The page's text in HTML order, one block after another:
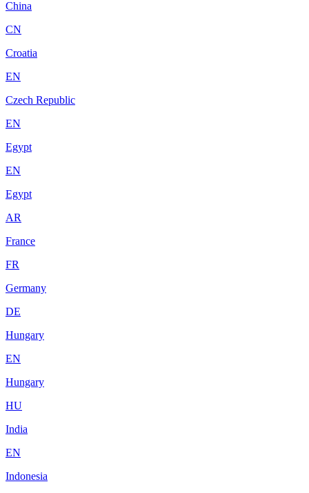
China
CN
Croatia
EN
Czech Republic
EN
Egypt
EN
Egypt
AR
France
FR
Germany
DE
Hungary
EN
Hungary
HU
India
EN
Indonesia